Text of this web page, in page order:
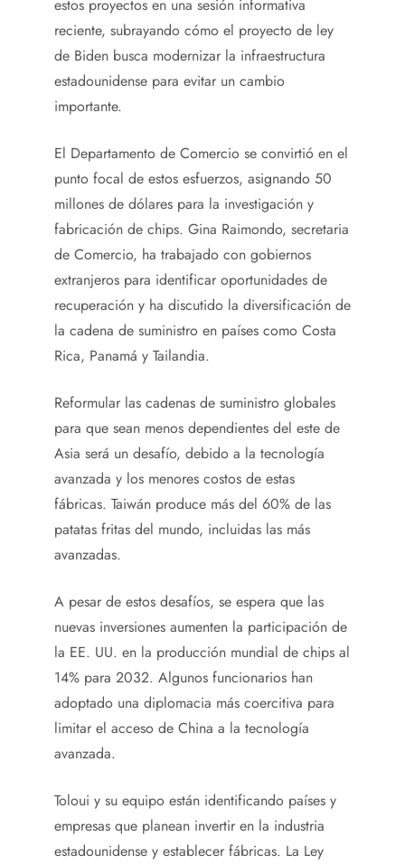
estos proyectos en una sesión informativa
reciente, subrayando cómo el proyecto de ley
de Biden busca modernizar la infraestructura
estadounidense para evitar un cambio
importante.
El Departamento de Comercio se convirtió en el
punto focal de estos esfuerzos, asignando 50
millones de dólares para la investigación y
fabricación de chips. Gina Raimondo, secretaria
de Comercio, ha trabajado con gobiernos
extranjeros para identificar oportunidades de
recuperación y ha discutido la diversificación de
la cadena de suministro en países como Costa
Rica, Panamá y Tailandia.
Reformular las cadenas de suministro globales
para que sean menos dependientes del este de
Asia será un desafío, debido a la tecnología
avanzada y los menores costos de estas
fábricas. Taiwán produce más del 60% de las
patatas fritas del mundo, incluidas las más
avanzadas.
A pesar de estos desafíos, se espera que las
nuevas inversiones aumenten la participación de
la EE. UU. en la producción mundial de chips al
14% para 2032. Algunos funcionarios han
adoptado una diplomacia más coercitiva para
limitar el acceso de China a la tecnología
avanzada.
Toloui y su equipo están identificando países y
empresas que planean invertir en la industria
estadounidense y establecer fábricas. La Ley